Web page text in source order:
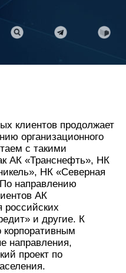
клиентов продолжает
организационного
с такими
АК «Транснефть», НК
НК «Северная
направлению
АК
российских
и другие. К
направления,
проект по